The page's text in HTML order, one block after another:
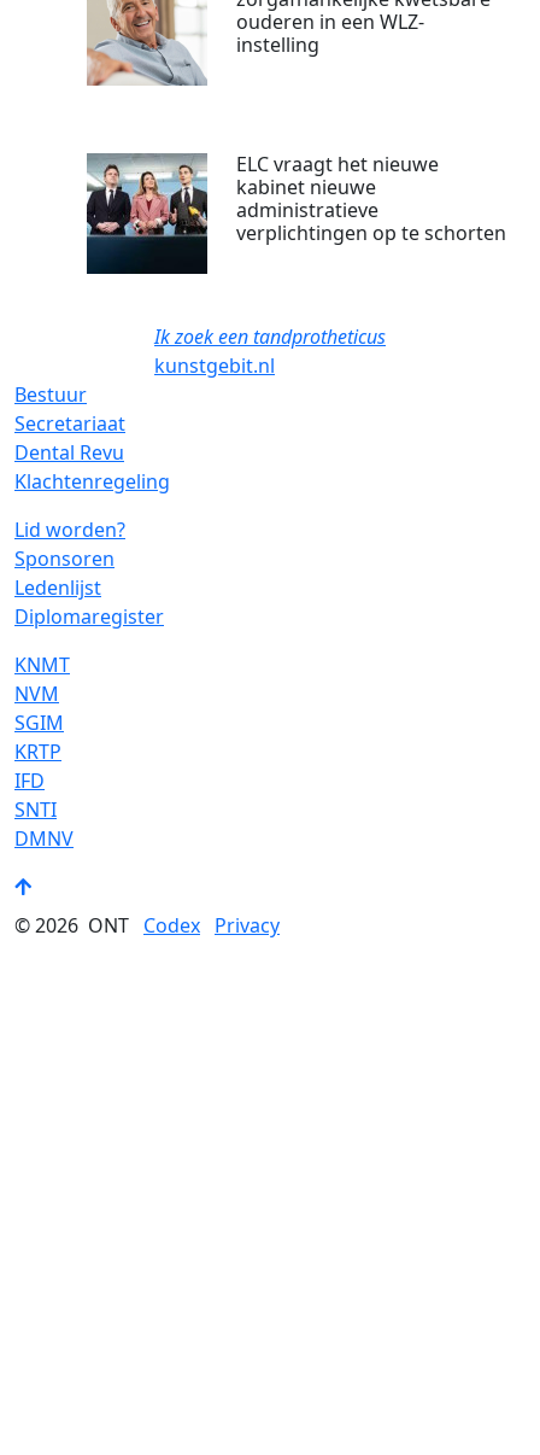
ouderen in een WLZ-
instelling
ELC vraagt het nieuwe
kabinet nieuwe
administratieve
verplichtingen op te schorten
Ik zoek een tandprotheticus
kunstgebit.nl
Bestuur
Secretariaat
Dental Revu
Klachtenregeling
Lid worden?
Sponsoren
Ledenlijst
Diplomaregister
KNMT
NVM
SGIM
KRTP
IFD
SNTI
DMNV
© 2026 ONT Codex Privacy